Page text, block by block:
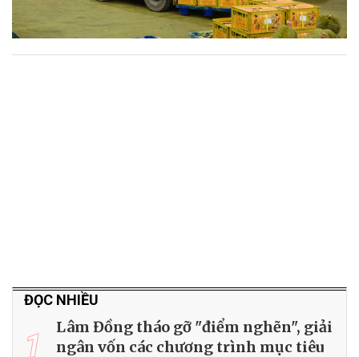
ĐỌC NHIỀU
1
Lâm Đồng tháo gỡ "điểm nghẽn", giải
ngân vốn các chương trình mục tiêu